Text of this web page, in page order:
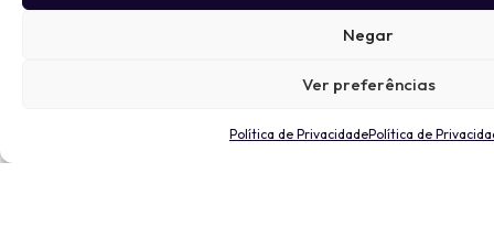
Negar
Ver preferências
Política de PrivacidadePolítica de